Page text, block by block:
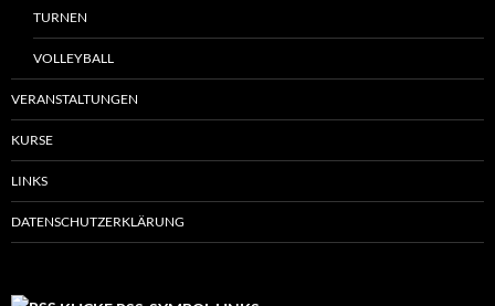
TURNEN
VOLLEYBALL
VERANSTALTUNGEN
KURSE
LINKS
DATENSCHUTZERKLÄRUNG